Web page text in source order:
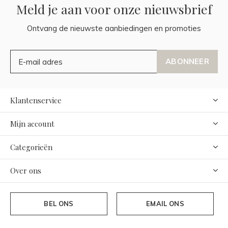
Meld je aan voor onze nieuwsbrief
Ontvang de nieuwste aanbiedingen en promoties
ABONNEER
Klantenservice
Mijn account
Categorieën
Over ons
BEL ONS EMAIL ONS